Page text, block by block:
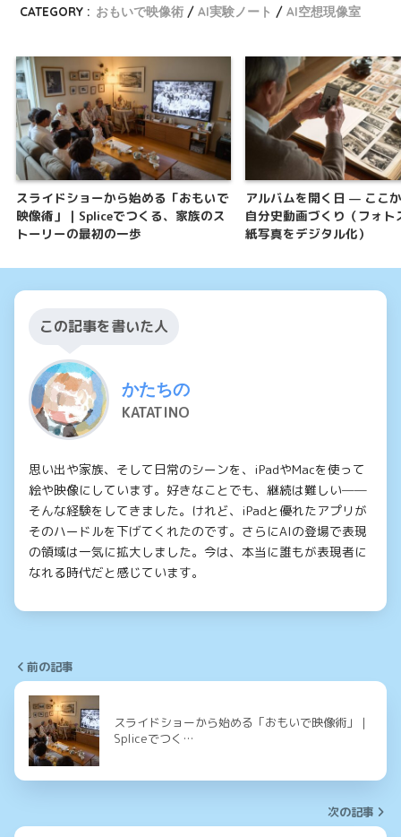
CATEGORY : おもいで映像術 AI実験ノート AI空想現像室
スライドショーから始める「おもいで
映像術」｜Spliceでつくる、家族のス
トーリーの最初の一歩
アルバムを開く日 — ここ
自分史動画づくり（フォト
紙写真をデジタル化）
この記事を書いた人
かたちの
KATATINO
思い出や家族、そして日常のシーンを、iPadやMacを使って
絵や映像にしています。好きなことでも、継続は難しい──
そんな経験をしてきました。けれど、iPadと優れたアプリが
そのハードルを下げてくれたのです。さらにAIの登場で表現
の領域は一気に拡大しました。今は、本当に誰もが表現者に
なれる時代だと感じています。
前の記事
スライドショーから始める「おもいで映像術」｜
Spliceでつく…
次の記事